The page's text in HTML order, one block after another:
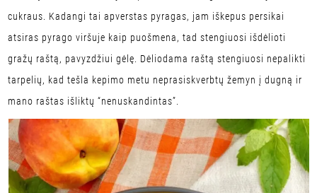
cukraus. Kadangi tai apverstas pyragas, jam iškepus persikai
atsiras pyrago viršuje kaip puošmena, tad stengiuosi išdėlioti
gražų raštą, pavyzdžiui gėlę. Dėliodama raštą stengiuosi nepalikti
tarpelių, kad tešla kepimo metu neprasiskverbtų žemyn į dugną ir
mano raštas išliktų “nenuskandintas”.